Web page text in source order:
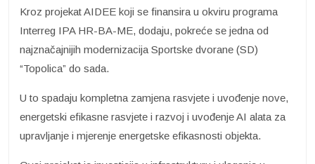
Kroz projekat AIDEE koji se finansira u okviru programa
Interreg IPA HR-BA-ME, dodaju, pokreće se jedna od
najznačajnijih modernizacija Sportske dvorane (SD)
“Topolica” do sada.
U to spadaju kompletna zamjena rasvjete i uvođenje nove,
energetski efikasne rasvjete i razvoj i uvođenje AI alata za
upravljanje i mjerenje energetske efikasnosti objekta.